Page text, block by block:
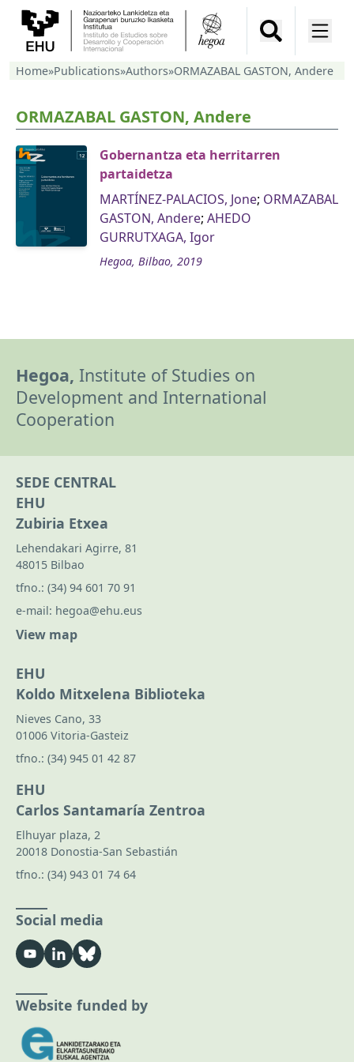
Home»Publications»Authors»ORMAZABAL GASTON, Andere
ORMAZABAL GASTON, Andere
Gobernantza eta herritarren
partaidetza
MARTÍNEZ-PALACIOS, Jone; ORMAZABAL
GASTON, Andere; AHEDO
GURRUTXAGA, Igor
Hegoa, Bilbao, 2019
Hegoa, Institute of Studies on
Development and International
Cooperation
SEDE CENTRAL
EHU
Zubiria Etxea
Lehendakari Agirre, 81
48015 Bilbao
tfno.: (34) 94 601 70 91
e-mail: hegoa@ehu.eus
View map
EHU
Koldo Mitxelena Biblioteka
Nieves Cano, 33
01006 Vitoria-Gasteiz
tfno.: (34) 945 01 42 87
EHU
Carlos Santamaría Zentroa
Elhuyar plaza, 2
20018 Donostia-San Sebastián
tfno.: (34) 943 01 74 64
Social media
Website funded by